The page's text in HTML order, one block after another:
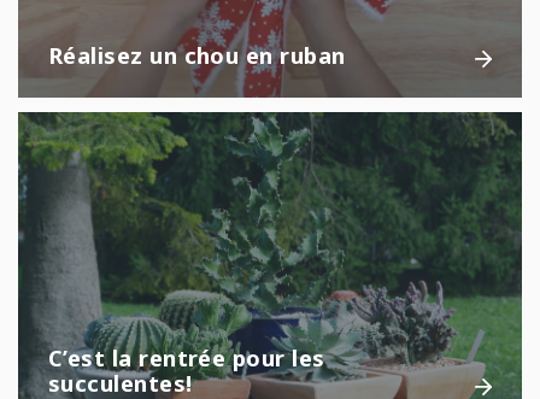
Réalisez un chou en ruban
C’est la rentrée pour les
succulentes!